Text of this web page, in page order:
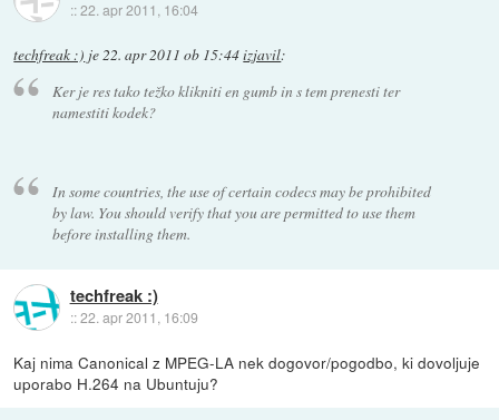
::22. apr 2011, 16:04
techfreak :) je22. apr 2011 ob 15:44izjavil:
Ker je res tako težko klikniti en gumb in s tem prenesti ter
namestiti kodek?
In some countries, the use of certain codecs may be prohibited
by law. You should verify that you are permitted to use them
before installing them.
techfreak :)
::22. apr 2011, 16:09
Kaj nima Canonical z MPEG-LA nek dogovor/pogodbo, ki dovoljuje
uporabo H.264 na Ubuntuju?